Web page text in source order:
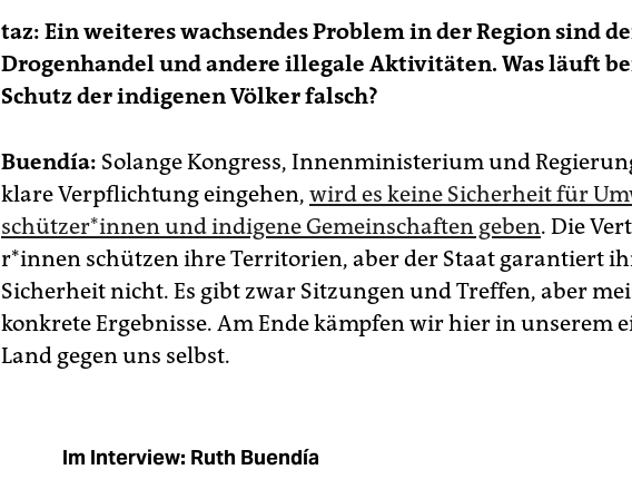
taz: Ein weiteres wachsendes Problem in der Region sind
Drogenhandel und andere illegale Aktivitäten. Was läuft
Schutz der indigenen Völker falsch?
Buendía: Solange Kongress, Innenministerium und
klare Verpflichtung eingehen, wird es keine Sicherheit für
schüt­ze­r*in­nen und indigene Gemeinschaften geben. Die
r*in­nen schützen ihre Territorien, aber der Staat garantiert
Sicherheit nicht. Es gibt zwar Sitzungen und Treffen, aber
konkrete Ergebnisse. Am Ende kämpfen wir hier in unserem
Land gegen uns selbst.
Im Interview: Ruth Buendía